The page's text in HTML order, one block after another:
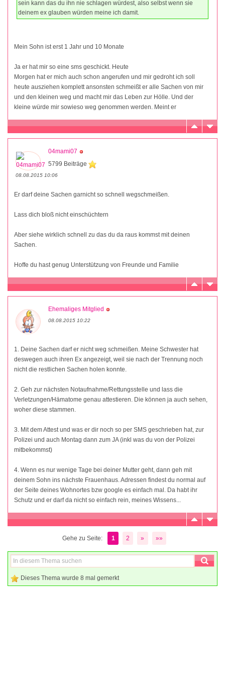
sein kann das du ihn nie schlagen würdest, also selbst wenn sie
deinem ex glauben würden meine ich damit.
Mein Sohn ist erst 1 Jahr und 10 Monate
Ja er hat mir so eine sms geschickt. Heute
Morgen hat er mich auch schon angerufen und mir gedroht ich soll
heute ausziehen komplett ansonsten schmeißt er alle Sachen von mir
und den kleinen weg und macht mir das Leben zur Hölle. Und der
kleine würde mir sowieso weg genommen werden. Meint er
04mami07
5799 Beiträge
08.08.2015 10:06
Er darf deine Sachen garnicht so schnell wegschmeißen.
Lass dich bloß nicht einschüchtern
Aber siehe wirklich schnell zu das du da raus kommst mit deinen
Sachen.
Hoffe du hast genug Unterstützung von Freunde und Familie
Ehemaliges Mitglied
08.08.2015 10:22
1. Deine Sachen darf er nicht weg schmeißen. Meine Schwester hat
deswegen auch ihren Ex angezeigt, weil sie nach der Trennung noch
nicht die restlichen Sachen holen konnte.
2. Geh zur nächsten Notaufnahme/Rettungsstelle und lass die
Verletzungen/Hämatome genau attestieren. Die können ja auch sehen,
woher diese stammen.
3. Mit dem Attest und was er dir noch so per SMS geschrieben hat, zur
Polizei und auch Montag dann zum JA (inkl was du von der Polizei
mitbekommst)
4. Wenn es nur wenige Tage bei deiner Mutter geht, dann geh mit
deinem Sohn ins nächste Frauenhaus. Adressen findest du normal auf
der Seite deines Wohnortes bzw google es einfach mal. Da habt ihr
Schutz und er darf da nicht so einfach rein, meines Wissens...
Gehe zu Seite: 1 2 » »»
Dieses Thema wurde 8 mal gemerkt